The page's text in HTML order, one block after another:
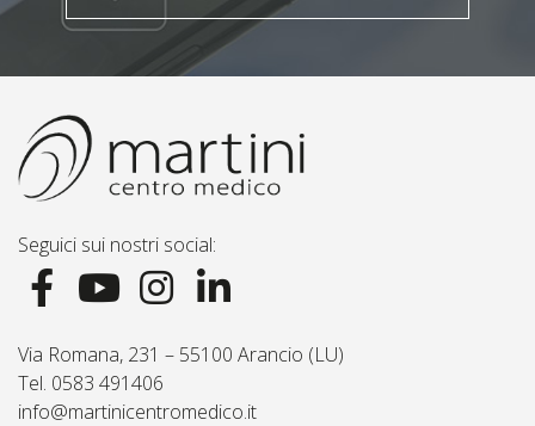
Seguici sui nostri social:
Via Romana, 231 – 55100 Arancio (LU)
Tel. 0583 491406
info@martinicentromedico.it